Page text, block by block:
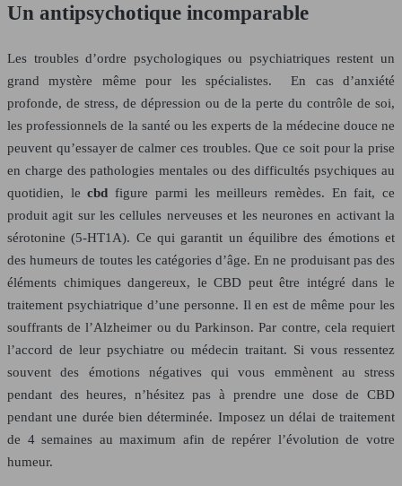
Un antipsychotique incomparable
Les troubles d’ordre psychologiques ou psychiatriques restent un
grand mystère même pour les spécialistes. En cas d’anxiété
profonde, de stress, de dépression ou de la perte du contrôle de soi,
les professionnels de la santé ou les experts de la médecine douce ne
peuvent qu’essayer de calmer ces troubles. Que ce soit pour la prise
en charge des pathologies mentales ou des difficultés psychiques au
quotidien, lecbd figure parmi les meilleurs remèdes. En fait, ce
produit agit sur les cellules nerveuses et les neurones en activant la
sérotonine (5-HT1A). Ce qui garantit un équilibre des émotions et
des humeurs de toutes les catégories d’âge. En ne produisant pas des
éléments chimiques dangereux, le CBD peut être intégré dans le
traitement psychiatrique d’une personne. Il en est de même pour les
souffrants de l’Alzheimer ou du Parkinson. Par contre, cela requiert
l’accord de leur psychiatre ou médecin traitant. Si vous ressentez
souvent des émotions négatives qui vous emmènent au stress
pendant des heures, n’hésitez pas à prendre une dose de CBD
pendant une durée bien déterminée. Imposez un délai de traitement
de 4 semaines au maximum afin de repérer l’évolution de votre
humeur.